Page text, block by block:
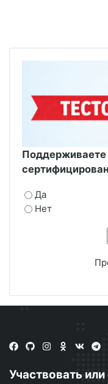
Поддерживаете
Да
Нет
Участвовать